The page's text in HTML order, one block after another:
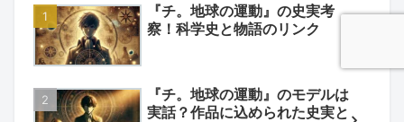
『チ。地球の運動』の史実考
察！科学史と物語のリンク
『チ。地球の運動』のモデルは
実話？作品に込められた史実と